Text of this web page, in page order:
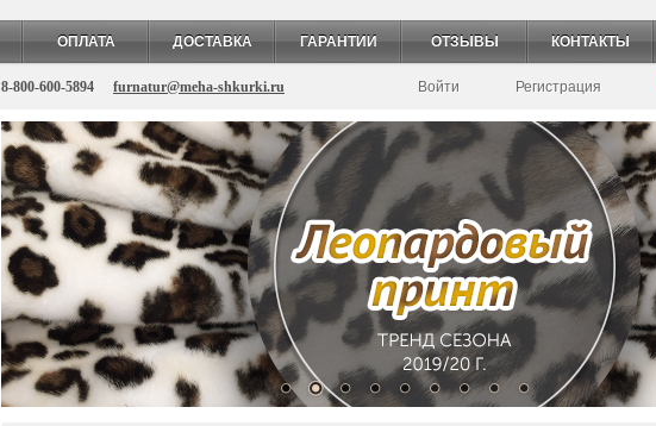
ОПЛАТА ДОСТАВКА ГАРАНТИИ ОТЗЫВЫ КОНТАКТЫ
8-800-600-5894 furnatur@meha-shkurki.ru Войти Регистрация